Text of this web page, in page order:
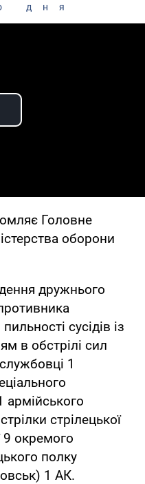
дня
Video
Головне
оборони
дружнього
сусідів із
в обстрілі сил
1
стрілецької
9 окремого
полку
1 АК.